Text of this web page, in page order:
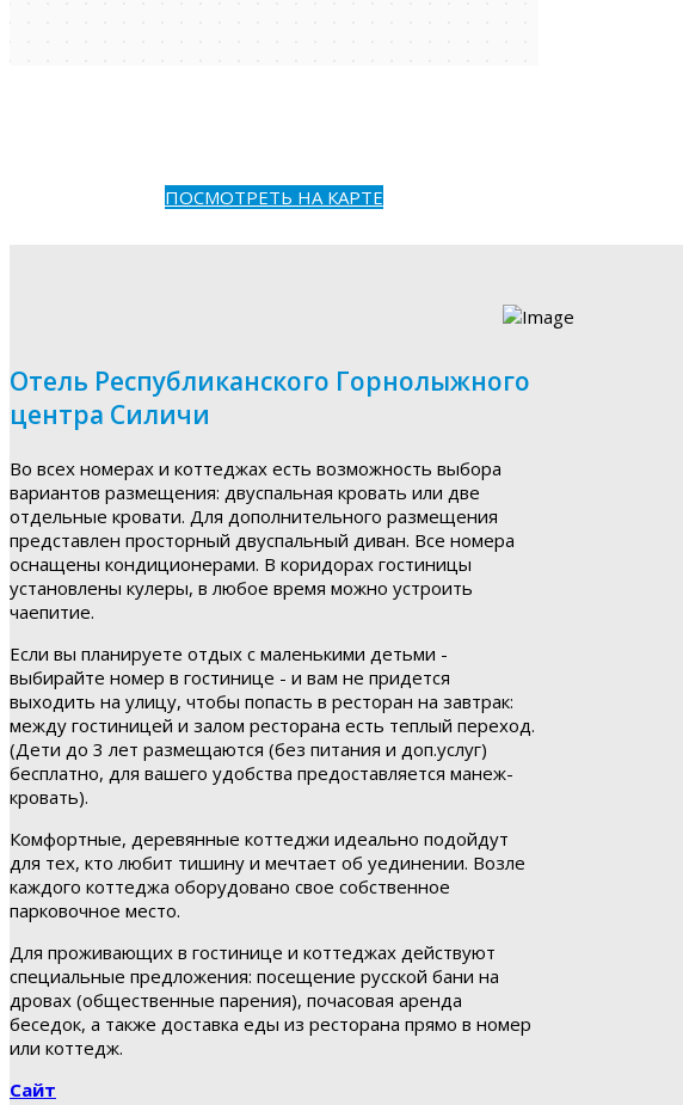
ПОСМОТРЕТЬ НА КАРТЕ
Отель Республиканского Горнолыжного
центра Силичи
Во всех номерах и коттеджах есть возможность выбора
вариантов размещения: двуспальная кровать или две
отдельные кровати. Для дополнительного размещения
представлен просторный двуспальный диван. Все номера
оснащены кондиционерами. В коридорах гостиницы
установлены кулеры, в любое время можно устроить
чаепитие.
Если вы планируете отдых с маленькими детьми -
выбирайте номер в гостинице - и вам не придется
выходить на улицу, чтобы попасть в ресторан на завтрак:
между гостиницей и залом ресторана есть теплый переход.
(Дети до 3 лет размещаются (без питания и доп.услуг)
бесплатно, для вашего удобства предоставляется манеж-
кровать).
Комфортные, деревянные коттеджи идеально подойдут
для тех, кто любит тишину и мечтает об уединении. Возле
каждого коттеджа оборудовано свое собственное
парковочное место.
Для проживающих в гостинице и коттеджах действуют
специальные предложения: посещение русской бани на
дровах (общественные парения), почасовая аренда
беседок, а также доставка еды из ресторана прямо в номер
или коттедж.
Сайт